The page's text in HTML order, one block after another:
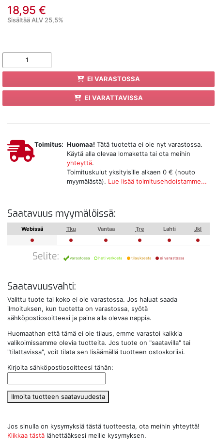
18,95 €
Sisältää ALV 25,5%
EI VARASTOSSA
EI VARATTAVISSA
Toimitus: Huomaa! Tätä tuotetta ei ole nyt varastossa.
Käytä alla olevaa lomaketta tai ota meihin
yhteyttä.
Toimituskulut yksityisille alkaen 0 € (nouto
myymälästä). Lue lisää toimitusehdoistamme...
Saatavuus myymälöissä:
Webissä Tku Vantaa Tre Lahti Jkl
Selite: varastossa heti verkosta tilauksesta ei varastossa
Saatavuusvahti:
Valittu tuote tai koko ei ole varastossa. Jos haluat saada
ilmoituksen, kun tuotetta on varastossa, syötä
sähköpostiosoitteesi ja paina alla olevaa nappia.
Huomaathan että tämä ei ole tilaus, emme varastoi kaikkia
valikoimissamme olevia tuotteita. Jos tuote on "saatavilla" tai
"tilattavissa", voit tilata sen lisäämällä tuotteen ostoskoriisi.
Kirjoita sähköpostiosoitteesi tähän:
Ilmoita tuotteen saatavuudesta
Jos sinulla on kysymyksiä tästä tuotteesta, ota meihin yhteyttä!
Klikkaa tästä lähettääksesi meille kysymyksen.